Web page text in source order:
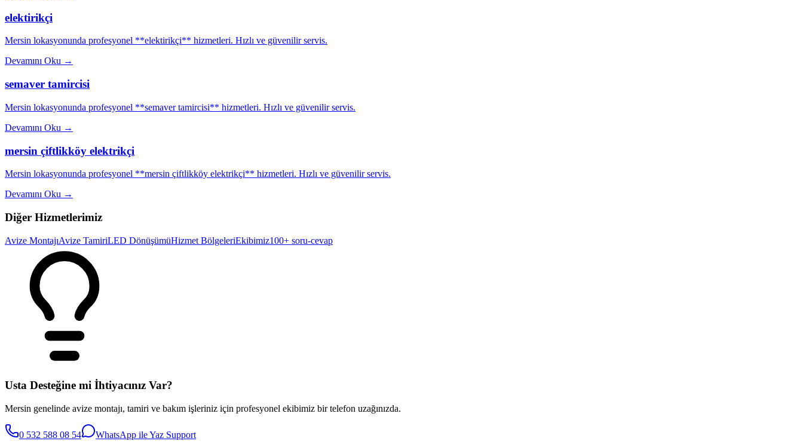
elektirikçi
Mersin lokasyonunda profesyonel **elektirikçi** hizmetleri. Hızlı ve güvenilir servis.
Devamını Oku →
semaver tamircisi
Mersin lokasyonunda profesyonel **semaver tamircisi** hizmetleri. Hızlı ve güvenilir servis.
Devamını Oku →
mersin çiftlikköy elektrikçi
Mersin lokasyonunda profesyonel **mersin çiftlikköy elektrikçi** hizmetleri. Hızlı ve güvenilir servis.
Devamını Oku →
Diğer Hizmetlerimiz
Avize MontajıAvize TamiriLED DönüşümüHizmet BölgeleriEkibimiz100+ soru-cevap
Usta Desteğine mi İhtiyacınız Var?
Mersin genelinde avize montajı, tamiri ve bakım işleriniz için profesyonel ekibimiz bir telefon uzağınızda.
0 532 588 08 54 WhatsApp ile Yaz Support